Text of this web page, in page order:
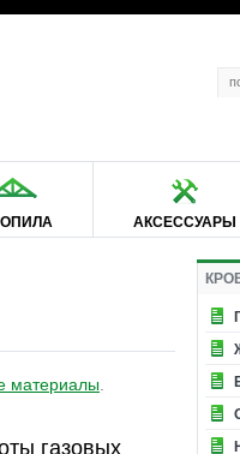
АКСЕССУАРЫ
материалы
газовых